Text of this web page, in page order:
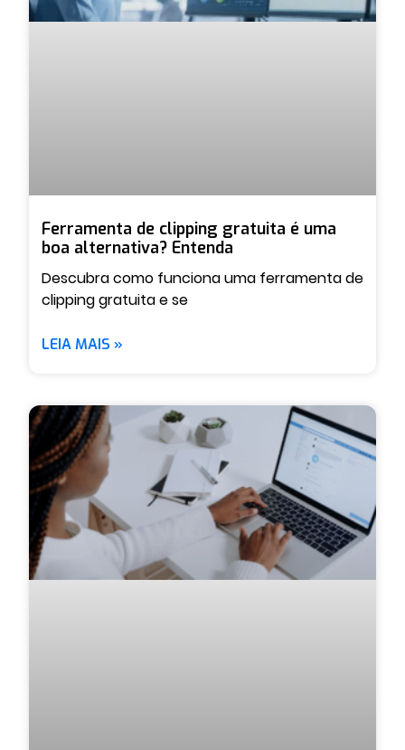
Ferramenta de clipping gratuita é uma
boa alternativa? Entenda
Descubra como funciona uma ferramenta de
clipping gratuita e se
LEIA MAIS »